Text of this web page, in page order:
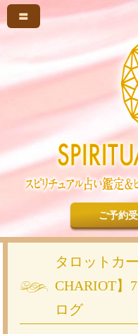
〓
ご予約
タロットカ
CHARIOT】
ログ